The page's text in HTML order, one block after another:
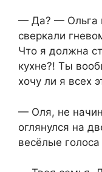
— Да? — Ольга
сверкали
Что я должна
кухне?! Ты
хочу ли я всех
— Оля, не
оглянулся на
весёлые